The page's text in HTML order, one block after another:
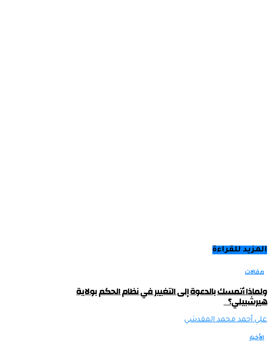
المزيد للقراءة
مقالات
ولماذا أتمسك بالدعوة إلى التغيير في نظام الحكم بولاية
هيرشبيلي؟
علي أحمد محمد المقدشي
الأخبار